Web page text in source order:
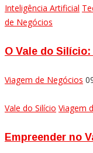
Inteligência Artificial
de Negócios
O Vale do
Viagem de Negócios
Vale do Silício Viagem
Empreender no